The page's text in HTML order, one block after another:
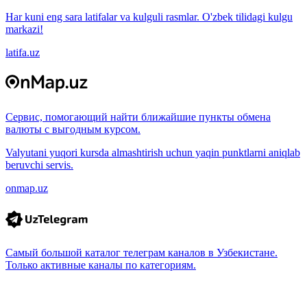
Har kuni eng sara latifalar va kulguli rasmlar. O'zbek tilidagi kulgu
markazi!
latifa.uz
Сервис, помогающий найти ближайшие пункты обмена
валюты с выгодным курсом.
Valyutani yuqori kursda almashtirish uchun yaqin punktlarni aniqlab
beruvchi servis.
onmap.uz
Самый большой каталог телеграм каналов в Узбекистане.
Только активные каналы по категориям.